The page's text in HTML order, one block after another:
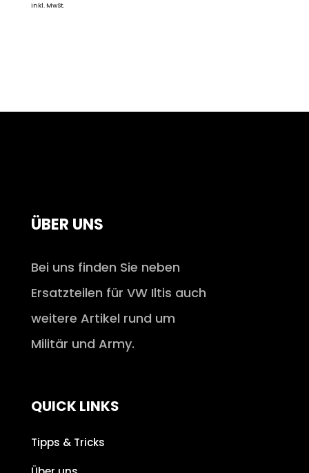
inkl. MwSt.
ÜBER UNS
Bei uns finden Sie neben
Ersatzteilen für VW Iltis auch
weitere Artikel rund um
Militär und Army.
QUICK LINKS
Tipps & Tricks